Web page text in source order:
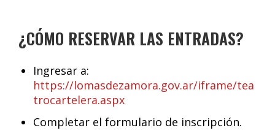
¿CÓMO RESERVAR LAS ENTRADAS?
Ingresar a:
https://lomasdezamora.gov.ar/iframe/tea
trocartelera.aspx
Completar el formulario de inscripción.